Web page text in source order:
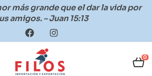
más grande que el dar la vida por
amigos. – Juan 15:13
0